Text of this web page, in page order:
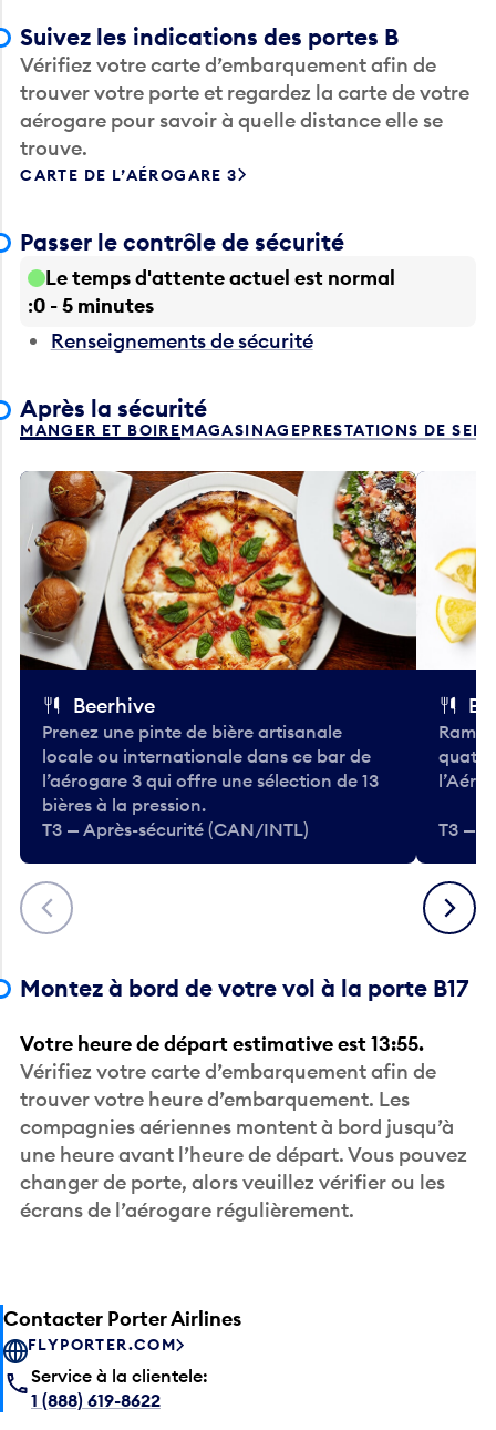
Suivez les indications des portes B
Vérifiez votre carte d’embarquement afin de
trouver votre porte et regardez la carte de votre
aérogare pour savoir à quelle distance elle se
trouve.
CARTE DE L’AÉROGARE 3
Passer le contrôle de sécurité
Le temps d'attente actuel est normal
0 - 5 minutes
Renseignements de sécurité
Après la sécurité
MANGER ET BOIREMAGASINAGEPRESTATIONS DE
Précédent
Beerhive
Prenez une pinte de bière artisanale
locale ou internationale dans ce bar de
l’aérogare 3 qui offre une sélection de 13
bières à la pression.
T3 — Après-sécurité (CAN/INTL)
T3 —
Suivant
Montez à bord de votre vol à la porte B17
Votre heure de départ estimative est 13:55.
Vérifiez votre carte d’embarquement afin de
trouver votre heure d’embarquement. Les
compagnies aériennes montent à bord jusqu’à
une heure avant l’heure de départ. Vous pouvez
changer de porte, alors veuillez vérifier ou les
écrans de l’aérogare régulièrement.
Contacter Porter Airlines
FLYPORTER.COM
Service à la clientele:
1 (888) 619-8622